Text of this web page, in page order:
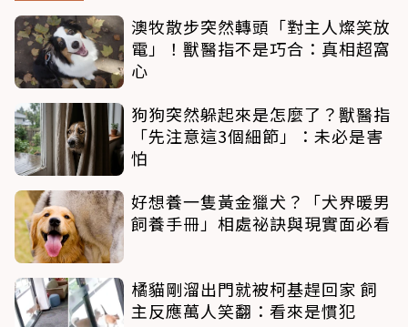
澳牧散步突然轉頭「對主人燦笑放
電」！獸醫指不是巧合：真相超窩
心
狗狗突然躲起來是怎麼了？獸醫指
「先注意這3個細節」：未必是害
怕
好想養一隻黃金獵犬？「犬界暖男
飼養手冊」相處祕訣與現實面必看
橘貓剛溜出門就被柯基趕回家 飼
主反應萬人笑翻：看來是慣犯